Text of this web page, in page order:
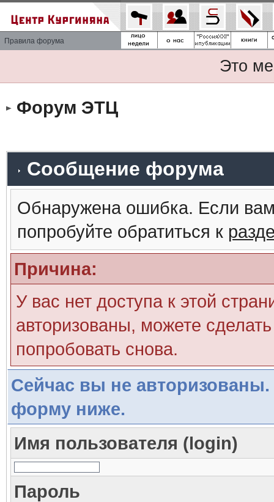
Правила форума
Это
Форум ЭТЦ
Сообщение форума
Обнаружена ошибка. Если
попробуйте обратиться к
Причина:
У вас нет доступа к этой
авторизованы, можете
попробовать снова.
Сейчас вы не авторизованы.
форму ниже.
Имя пользователя (login)
Пароль